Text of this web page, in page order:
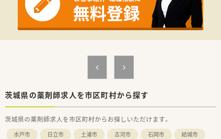
≪こんな方にお勧め≫
■遠方への店舗異動を希望しない方にお勧めです♪
■土曜日の午後は外来終了後はお休みになりますのでプライベ
ート重視の方にお勧め
茨城県の薬剤師求人を市区町村から探す
茨城県の薬剤師求人を市区町村からお探しいただけます。
水戸市 日立市 土浦市 古河市 石岡市
結城市